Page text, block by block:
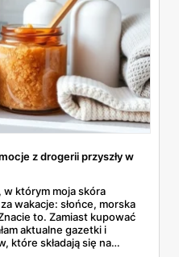
z drogerii przyszły w
którym moja skóra
wakacje: słońce, morska
to. Zamiast kupować
aktualne gazetki i
które składają się na